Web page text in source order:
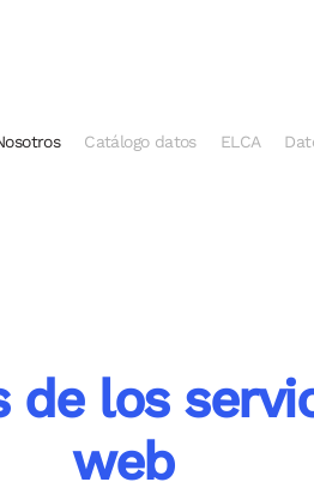
Catálogo datos ELCA
de los
web